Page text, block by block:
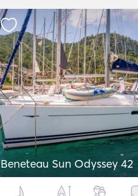
Beneteau Sun Odyssey 42